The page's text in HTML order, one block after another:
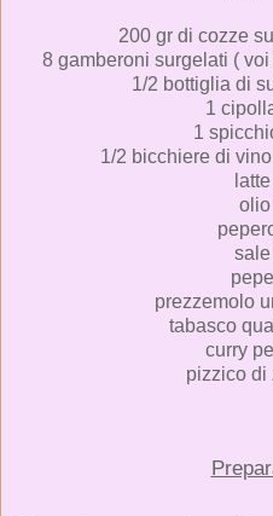
200 gr di cozze
8 gamberoni surgelati (
1/2 bottiglia di
1
1
1/2 bicchiere di
sale
prezzemolo
tabasco
curry
pizzico di